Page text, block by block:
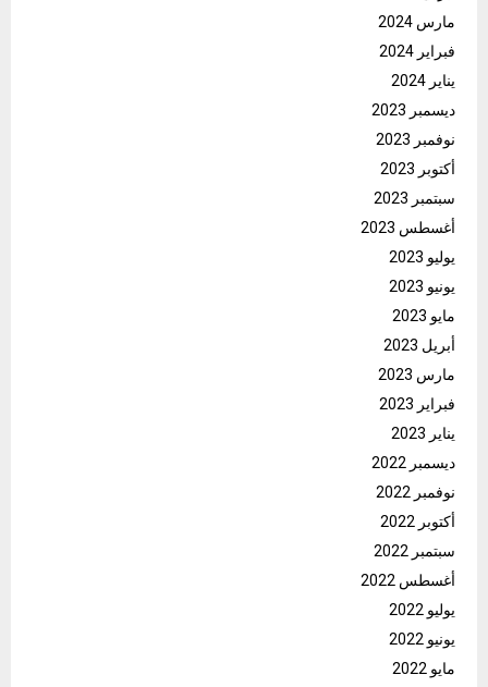
مارس 2024
فبراير 2024
يناير 2024
ديسمبر 2023
نوفمبر 2023
أكتوبر 2023
سبتمبر 2023
أغسطس 2023
يوليو 2023
يونيو 2023
مايو 2023
أبريل 2023
مارس 2023
فبراير 2023
يناير 2023
ديسمبر 2022
نوفمبر 2022
أكتوبر 2022
سبتمبر 2022
أغسطس 2022
يوليو 2022
يونيو 2022
مايو 2022